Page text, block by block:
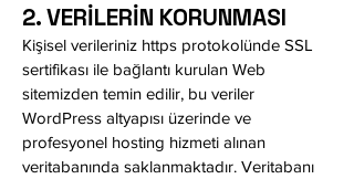
2. VERİLERİN KORUNMASI
Kişisel verileriniz https protokolünde SSL
sertifikası ile bağlantı kurulan Web
sitemizden temin edilir, bu veriler
WordPress altyapısı üzerinde ve
profesyonel hosting hizmeti alınan
veritabanında saklanmaktadır. Veritabanı